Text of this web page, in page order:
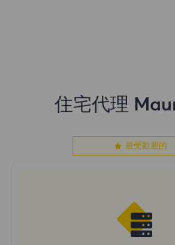
住宅代理
最受歡迎的